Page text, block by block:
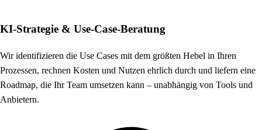
KI-Strategie & Use-Case-Beratung
Wir identifizieren die Use Cases mit dem größten Hebel in Ihren
Prozessen, rechnen Kosten und Nutzen ehrlich durch und liefern eine
Roadmap, die Ihr Team umsetzen kann – unabhängig von Tools und
Anbietern.